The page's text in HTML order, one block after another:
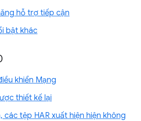
hỗ trợ tiếp cận
bật khác
khiển Mạng
thiết kế lại
các tệp HAR xuất hiện hiện không